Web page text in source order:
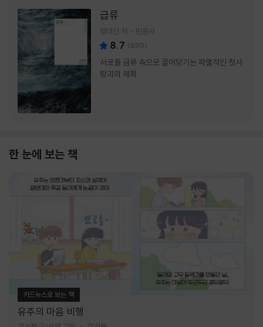
급류
정대건 저 민음사
8.7 (699)
서로를 급류 속으로 끌어당기는 파멸적인 첫사
랑과의 재회
한 눈에 보는 책
카드뉴스로 보는 책
유주의 마음 비행